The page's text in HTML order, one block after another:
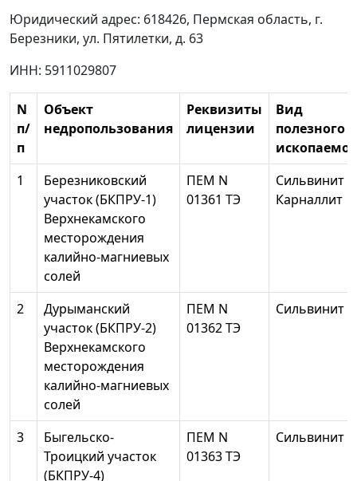
Юридический адрес: 618426, Пермская область, г.
Березники, ул. Пятилетки, д. 63
ИНН: 5911029807
N
п/
п
Объект
недропользования
Реквизиты
лицензии
Вид
полезного
1
Березниковский
участок (БКПРУ-1)
Верхнекамского
месторождения
калийно-магниевых
солей
ПЕМ N
01361 ТЭ
Сильвинит
Карналлит
2
Дурыманский
участок (БКПРУ-2)
Верхнекамского
месторождения
калийно-магниевых
солей
ПЕМ N
01362 ТЭ
Сильвинит
3
Быгельско-
Троицкий участок
(БКПРУ-4)
ПЕМ N
01363 ТЭ
Сильвинит